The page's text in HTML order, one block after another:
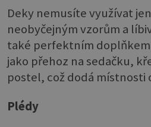
Deky nemusíte využívat
neobyčejným vzorům a
také perfektním
jako přehoz na sedačku,
postel, což dodá místnosti
Plédy